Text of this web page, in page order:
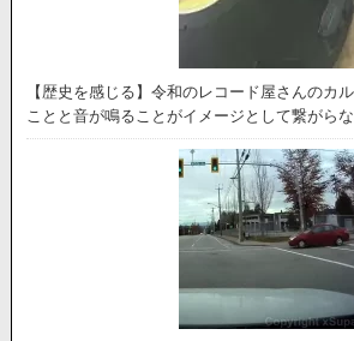
【歴史を感じる】令和のレコード屋さんのカ
ことと音が鳴ることがイメージとして繋がらな